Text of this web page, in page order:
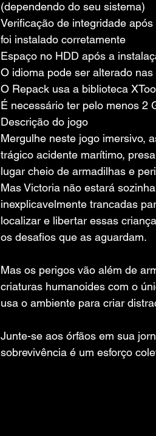
(dependendo do seu sistema)
Verificação de integridade
foi instalado corretamente
Espaço no HDD após a
O idioma pode ser alterado
O Repack usa a biblioteca
É necessário ter pelo menos 2
Descrição do jogo
Mergulhe neste jogo imersivo,
trágico acidente marítimo,
lugar cheio de armadilhas e
Mas Victoria não estará
inexplicavelmente trancadas
localizar e libertar essas
os desafios que as aguardam.
Mas os perigos vão além de
criaturas humanoides com o
usa o ambiente para criar
Junte-se aos órfãos em sua
sobrevivência é um esforço